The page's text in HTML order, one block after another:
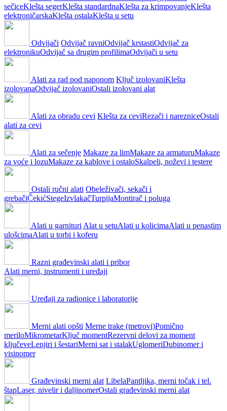
sečiceKlešta segerKlešta standardnaKlešta za krimpovanjeKlešta
elektroničarskaKlešta ostalaKlešta u setu
Odvijači Odvijač ravniOdvijač krstastiOdvijač za
elektronikuOdvijač sa drugim profilimaOdvijači u setu
Alati za rad pod naponom Ključ izolovaniKlešta
izolovanaOdvijač izolovaniOstali izolovani alat
Alati za obradu cevi Klešta za ceviRezači i narezniceOstali
alati za cevi
Alati za sečenje Makaze za limMakaze za armaturuMakaze
za voće i lozuMakaze za kablove i ostaloSkalpeli, noževi i testere
Ostali ručni alati Obeleživači, sekači i
grebačiČekićStegeIzvlakačTurpijaMontirač i poluga
Alati u garnituri Alat u setuAlati u kolicimaAlati u penastim
ulošcimaAlati u torbi i koferu
Razni građevinski alati i pribor
Alati merni, instrumenti i uređaji
Uređaji za radionice i laboratorije
Merni alati opšti Merne trake (metrovi)Pomično
meriloMikrometarKljuč momentRezervni delovi za moment
ključeveLenjiri i šestariMerni sat i stalakUglomeriDubinomer i
visinomer
Građevinski merni alat LibelaPantljika, merni točak i tel.
štapLaser, nivelir i daljinomerOstali građevinski merni alat